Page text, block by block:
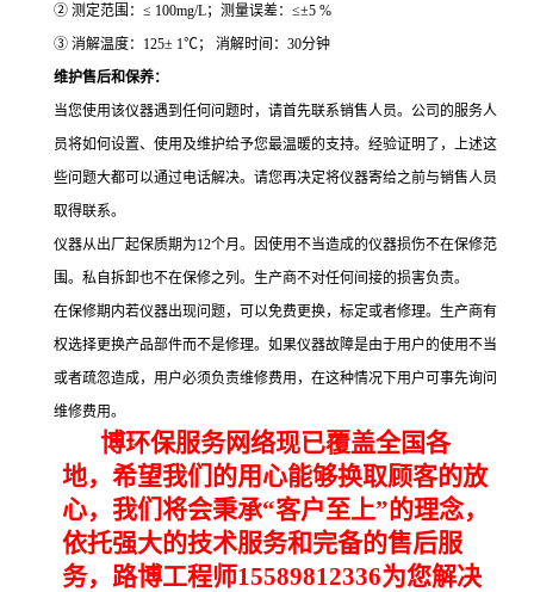
② 测定范围：≤ 100mg/L；测量误差：≤±5 %
③ 消解温度：125± 1℃； 消解时间：30分钟
维护售后和保养：
当您使用该仪器遇到任何问题时，请首先联系销售人员。公司的服务人
员将如何设置、使用及维护给予您最温暖的支持。经验证明了，上述这
些问题大都可以通过电话解决。请您再决定将仪器寄给之前与销售人员
取得联系。
仪器从出厂起保质期为12个月。因使用不当造成的仪器损伤不在保修范
围。私自拆卸也不在保修之列。生产商不对任何间接的损害负责。
在保修期内若仪器出现问题，可以免费更换，标定或者修理。生产商有
权选择更换产品部件而不是修理。如果仪器故障是由于用户的使用不当
或者疏忽造成，用户必须负责维修费用，在这种情况下用户可事先询问
维修费用。
博环保服务网络现已覆盖全国各
地，希望我们的用心能够换取顾客的放
心，我们将会秉承“客户至上”的理念，
依托强大的技术服务和完备的售后服
务，路博工程师15589812336为您解决